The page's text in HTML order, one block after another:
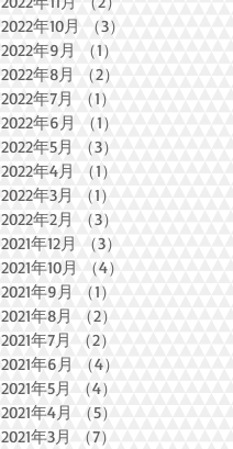
2022年10月
（3）
2022年9月
（1）
2022年8月
（2）
2022年7月
（1）
2022年6月
（1）
2022年5月
（3）
2022年4月
（1）
2022年3月
（1）
2022年2月
（3）
2021年12月
（3）
2021年10月
（4）
2021年9月
（1）
2021年8月
（2）
2021年7月
（2）
2021年6月
（4）
2021年5月
（4）
2021年4月
（5）
2021年3月
（7）